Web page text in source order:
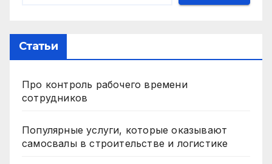
Статьи
Про контроль рабочего времени
сотрудников
Популярные услуги, которые оказывают
самосвалы в строительстве и логистике